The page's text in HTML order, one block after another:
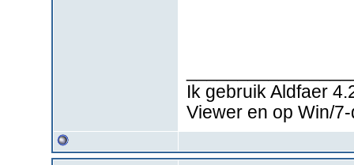
Ik gebruik Aldfaer
Viewer en op Win/